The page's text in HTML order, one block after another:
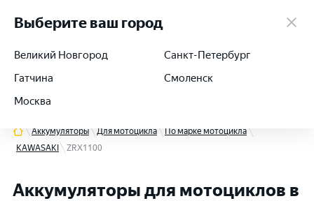
+7 (812) 564-54-91
Аккумуляторы Для мотоцикла
По марке мотоцикла
KAWASAKI
ZRX1100
Аккумуляторы для мотоциклов в
Выберите ваш город
Великий Новгород
Гатчина
Москва
Санкт-Петербург
Смоленск